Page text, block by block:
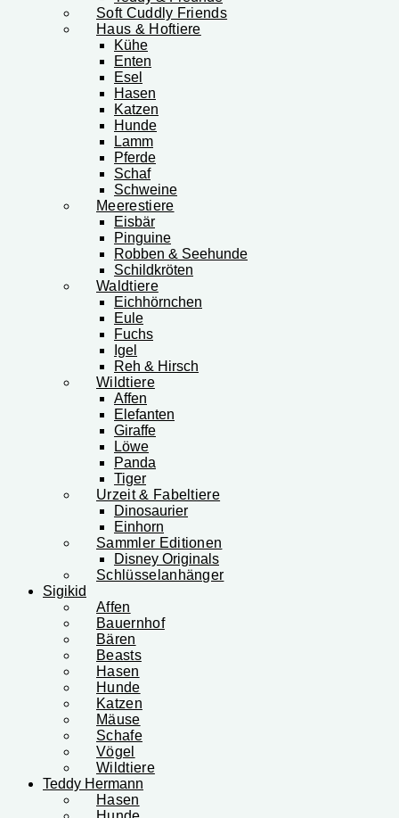
Soft Cuddly Friends
Haus & Hoftiere
Kühe
Enten
Esel
Hasen
Katzen
Hunde
Lamm
Pferde
Schaf
Schweine
Meerestiere
Eisbär
Pinguine
Robben & Seehunde
Schildkröten
Waldtiere
Eichhörnchen
Eule
Fuchs
Igel
Reh & Hirsch
Wildtiere
Affen
Elefanten
Giraffe
Löwe
Panda
Tiger
Urzeit & Fabeltiere
Dinosaurier
Einhorn
Sammler Editionen
Disney Originals
Schlüsselanhänger
Sigikid
Affen
Bauernhof
Bären
Beasts
Hasen
Hunde
Katzen
Mäuse
Schafe
Vögel
Wildtiere
Teddy Hermann
Hasen